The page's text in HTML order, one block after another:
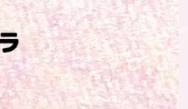
動先リンク集